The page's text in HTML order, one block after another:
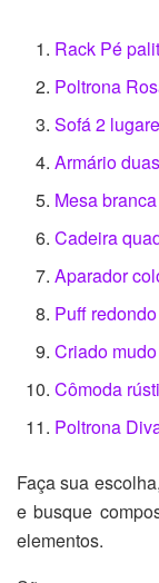
Rack Pé
Poltrona
Sofá 2
Armário
Mesa
Cadeira
Aparador
Puff
Criado
Cômoda
Poltrona
Faça sua
e busque
elementos.